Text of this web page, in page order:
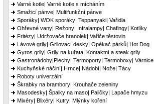
Varné kotle| Varné kotle s mícháním
Smažicí pánve| Multifunkční pánve
Sporáky| WOK sporáky| Teppanyaki| Vařidla
Ohřevné vany| Režony| Infralampy| Chafingy| Kotlíky
Fritézy| Udržovače hranolek| Vařiče těstovin
Lávové grily| Grilovací desky| Opékač párků| Hot Dog
Gyros grily| Grily na kuřata| Kontaktní a steak grily
Gastronádoby|Plechy| Termoporty| Termoboxy| Várnice
Kuchyňské náčiní| Hrnce| Nádobí| Nože| Tácy
Roboty univerzální
Škrabky na brambory| Krouhače zeleniny
Masodesky| Špalky na maso| Paličky| Lapače hmyzu
Mixéry| Blixéry| Kutry| Mlýnky koření